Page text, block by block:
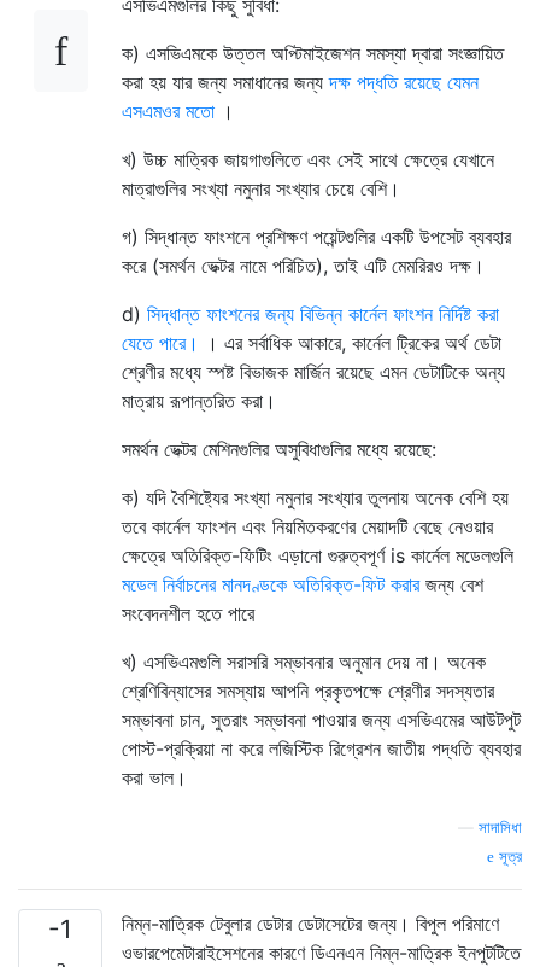
ক) এসভিএমকে উত্তল অপ্টিমাইজেশন সমস্যা দ্বারা সংজ্ঞায়িত
করা হয় যার জন্য সমাধানের জন্যদক্ষ পদ্ধতি রয়েছে যেমন
এসএমওর মতো ।
খ) উচ্চ মাত্রিক জায়গাগুলিতে এবং সেই সাথে ক্ষেত্রে যেখানে
মাত্রাগুলির সংখ্যা নমুনার সংখ্যার চেয়ে বেশি।
গ) সিদ্ধান্ত ফাংশনে প্রশিক্ষণ পয়েন্টগুলির একটি উপসেট ব্যবহার
করে (সমর্থন ভেক্টর নামে পরিচিত), তাই এটি মেমরিরও দক্ষ।
d) সিদ্ধান্ত ফাংশনের জন্য বিভিন্ন কার্নেল ফাংশন নির্দিষ্ট করা
যেতে পারে।
। এর সর্বাধিক আকারে, কার্নেল ট্রিকের অর্থ ডেটা
শ্রেণীর মধ্যে স্পষ্ট বিভাজক মার্জিন রয়েছে এমন ডেটাটিকে অন্য
মাত্রায় রূপান্তরিত করা।
সমর্থন ভেক্টর মেশিনগুলির অসুবিধাগুলির মধ্যে রয়েছে:
ক) যদি বৈশিষ্ট্যের সংখ্যা নমুনার সংখ্যার তুলনায় অনেক বেশি হয়
তবে কার্নেল ফাংশন এবং নিয়মিতকরণের মেয়াদটি বেছে নেওয়ার
ক্ষেত্রে অতিরিক্ত-ফিটিং এড়ানো গুরুত্বপূর্ণ is কার্নেল মডেলগুলি
মডেল নির্বাচনের মানদণ্ডকে অতিরিক্ত-ফিট করারজন্য বেশ
সংবেদনশীল হতে পারে
খ) এসভিএমগুলি সরাসরি সম্ভাবনার অনুমান দেয় না। অনেক
শ্রেণিবিন্যাসের সমস্যায় আপনি প্রকৃতপক্ষে শ্রেণীর সদস্যতার
সম্ভাবনা চান, সুতরাং সম্ভাবনা পাওয়ার জন্য এসভিএমের আউটপুট
পোস্ট-প্রক্রিয়া না করে লজিস্টিক রিগ্রেশন জাতীয় পদ্ধতি ব্যবহার
করা ভাল।
সাদাসিধা
সূত্র
-1
নিম্ন-মাত্রিক টেবুলার ডেটার ডেটাসেটের জন্য। বিপুল পরিমাণে
ওভারপেমেটারাইসেশনের কারণে ডিএনএন নিম্ন-মাত্রিক ইনপুটটিতে